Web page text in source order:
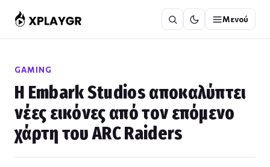
στο
περιεχόμενο
Μενού
GAMING
Η Embark Studios αποκαλύπτει
νέες εικόνες από τον επόμενο
χάρτη του ARC Raiders